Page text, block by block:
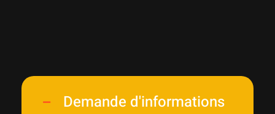
Demande d'informations